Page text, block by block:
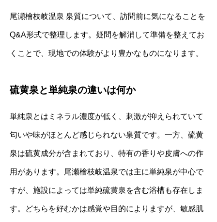
尾瀬檜枝岐温泉 泉質について、訪問前に気になることを
Q&A形式で整理します。疑問を解消して準備を整えてお
くことで、現地での体験がより豊かなものになります。
硫黄泉と単純泉の違いは何か
単純泉とはミネラル濃度が低く、刺激が抑えられていて
匂いや味がほとんど感じられない泉質です。一方、硫黄
泉は硫黄成分が含まれており、特有の香りや皮膚への作
用があります。尾瀬檜枝岐温泉では主に単純泉が中心で
すが、施設によっては単純硫黄泉を含む浴槽も存在しま
す。どちらを好むかは感覚や目的によりますが、敏感肌